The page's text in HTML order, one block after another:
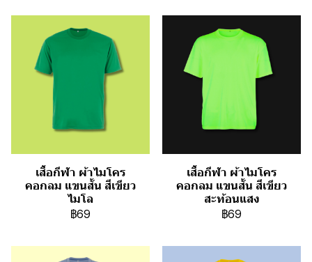
เสื้อกีฬา ผ้าไมโคร
คอกลม แขนสั้น สีเขียว
ไมโล
฿69
เสื้อกีฬา ผ้าไมโคร
คอกลม แขนสั้น สีเขียว
สะท้อนแสง
฿69